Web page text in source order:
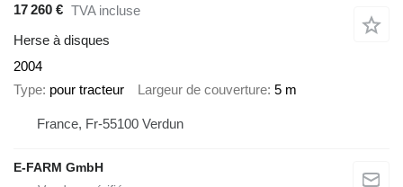
17 260 € TVA incluse
Herse à disques
2004
Type pour tracteur Largeur de couverture 5 m
France, Fr-55100 Verdun
E-FARM GmbH